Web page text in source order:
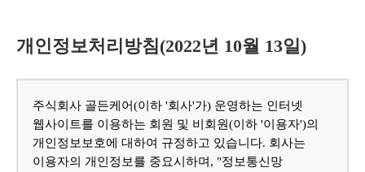
개인정보처리방침(2022년 10월 13일)
주식회사 골든케어(이하 '회사'가) 운영하는 인터넷
웹사이트를 이용하는 회원 및 비회원(이하 '이용자')의
개인정보보호에 대하여 규정하고 있습니다. 회사는
이용자의 개인정보를 중요시하며, "정보통신망